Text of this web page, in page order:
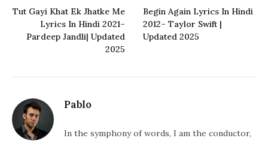
Tut Gayi Khat Ek Jhatke Me
Lyrics In Hindi 2021–
Pardeep Jandli| Updated
2025
Begin Again Lyrics In Hindi
2012– Taylor Swift |
Updated 2025
Pablo
In the symphony of words, I am the conductor,